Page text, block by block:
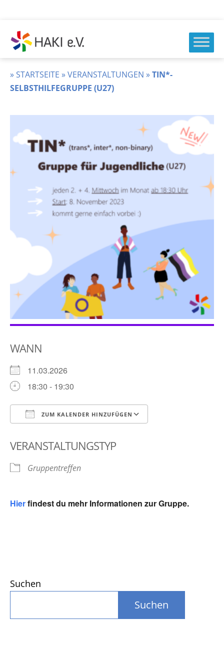
Inhalt
springen
HAKI
e.v.
»STARTSEITE »VERANSTALTUNGEN »TIN*-
SELBSTHILFEGRUPPE (U27)
WANN
11.03.2026
18:30 - 19:30
ZUM KALENDER HINZUFÜGEN
VERANSTALTUNGSTYP
Gruppentreffen
Hierfindest du mehr Informationen zur Gruppe.
Suchen
Suchen